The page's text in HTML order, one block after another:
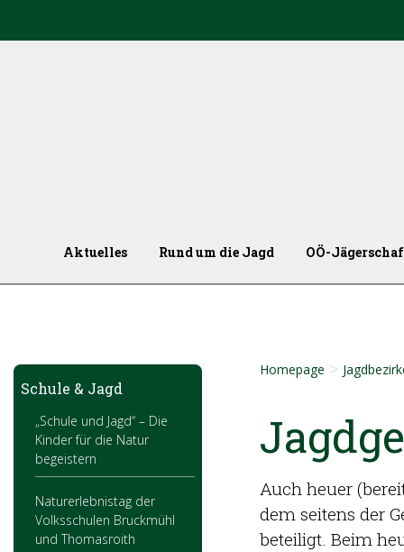
Aktuelles Rund um die Jagd OÖ-
Schule & Jagd
„Schule und Jagd“ – Die
Kinder für die Natur
begeistern
Naturerlebnistag der
Volksschulen Bruckmühl
und Thomasroith
Homepage >
Auch heuer
dem seitens der
beteiligt. Beim